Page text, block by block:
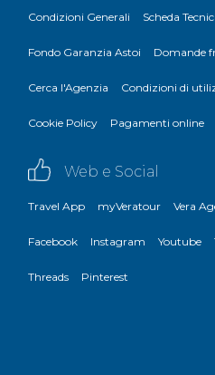
Condizioni Generali Scheda
Fondo Garanzia Astoi Domande
Cerca l'Agenzia Condizioni di
Cookie Policy Pagamenti online
Web e Social
Travel App myVeratour Vera
Facebook Instagram Youtube
Threads Pinterest